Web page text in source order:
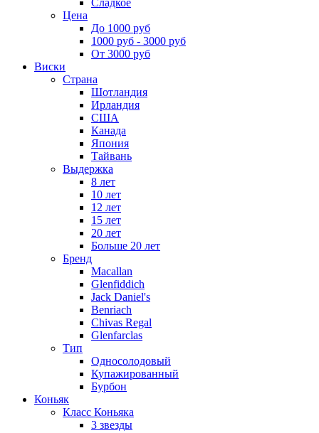
Цена
До 1000 руб
1000 руб - 3000 руб
От 3000 руб
Виски
Страна
Шотландия
Ирландия
США
Канада
Япония
Тайвань
Выдержка
8 лет
10 лет
12 лет
15 лет
20 лет
Больше 20 лет
Бренд
Macallan
Glenfiddich
Jack Daniel's
Benriach
Chivas Regal
Glenfarclas
Тип
Односолодовый
Купажированный
Бурбон
Коньяк
Класс Коньяка
3 звезды